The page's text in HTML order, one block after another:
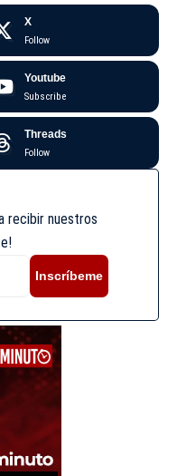
X
Follow
Youtube
Subscribe
Threads
Follow
recibir nuestros
Inscríbeme